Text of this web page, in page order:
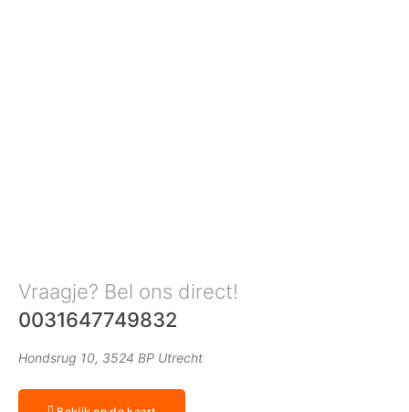
Vraagje? Bel ons direct!
0031647749832
Hondsrug 10, 3524 BP Utrecht